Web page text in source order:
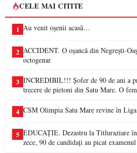
CELE MAI CITITE
1 Au venit oșenii acasă…
2 ACCIDENT. O oșancă din Negrești-
octogenar
3 INCREDIBIL!!! Șofer de 90 de ani a
trecere de pietoni din Satu Mare. O
4 CSM Olimpia Satu Mare revine în
5 EDUCAȚIE. Dezastru la Titluraziare
zece, 90 de candidați au picat examenul